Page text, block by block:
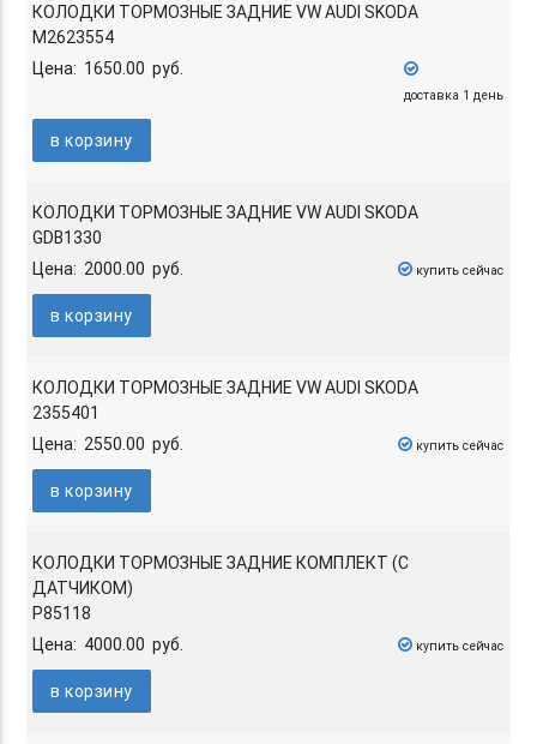
КОЛОДКИ ТОРМОЗНЫЕ ЗАДНИЕ VW AUDI SKODA
M2623554
Цена: 1650.00 руб.
доставка 1 день
в корзину
КОЛОДКИ ТОРМОЗНЫЕ ЗАДНИЕ VW AUDI SKODA
GDB1330
Цена: 2000.00 руб.
купить сейчас
в корзину
КОЛОДКИ ТОРМОЗНЫЕ ЗАДНИЕ VW AUDI SKODA
2355401
Цена: 2550.00 руб.
купить сейчас
в корзину
КОЛОДКИ ТОРМОЗНЫЕ ЗАДНИЕ КОМПЛЕКТ (С
ДАТЧИКОМ)
P85118
Цена: 4000.00 руб.
купить сейчас
в корзину